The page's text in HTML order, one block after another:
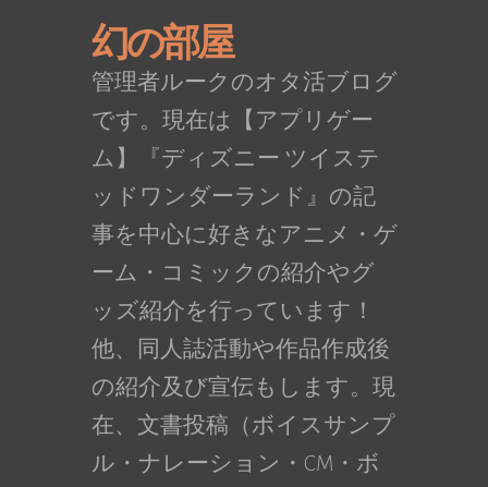
幻の部屋
管理者ルークのオタ活ブログ
です。現在は【アプリゲー
ム】『ディズニー ツイステ
ッドワンダーランド』の記
事を中心に好きなアニメ・ゲ
ーム・コミックの紹介やグ
ッズ紹介を行っています！
他、同人誌活動や作品作成後
の紹介及び宣伝もします。現
在、文書投稿（ボイスサンプ
ル・ナレーション・CM・ボ